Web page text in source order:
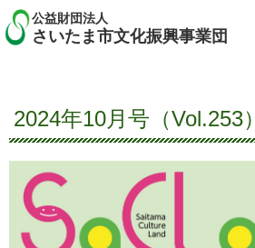
公益財団法人
さいたま市文化振興事業団
2024年10月号（Vol.253）